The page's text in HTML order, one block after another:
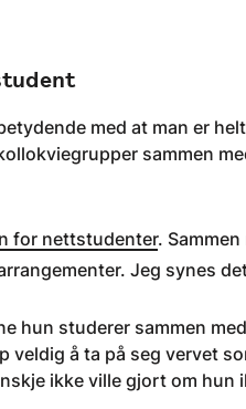
med at man er
sammen
for nettstudenter.
Jeg synes
hun studerer sammen
veldig å ta på seg vervet
ikke ville gjort om hun